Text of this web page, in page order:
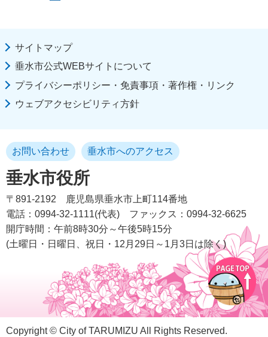
サイトマップ
垂水市公式WEBサイトについて
プライバシーポリシー・免責事項・著作権・リンク
ウェブアクセシビリティ方針
垂水市役所
お問い合わせ 垂水市へのアクセス
〒891-2192
鹿児島県垂水市上町114番地
電話：0994-32-1111(代表)
ファックス：0994-32-6625
開庁時間：午前8時30分～午後5時15分
(土曜日・日曜日、祝日・12月29日～1月3日は除く)
Copyright © City of TARUMIZU All Rights Reserved.